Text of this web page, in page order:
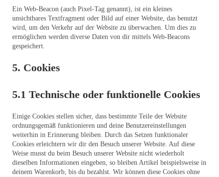
Ein Web-Beacon (auch Pixel-Tag genannt), ist ein kleines
unsichtbares Textfragment oder Bild auf einer Website, das benutzt
wird, um den Verkehr auf der Website zu überwachen. Um dies zu
ermöglichen werden diverse Daten von dir mittels Web-Beacons
gespeichert.
5. Cookies
5.1 Technische oder funktionelle Cookies
Einige Cookies stellen sicher, dass bestimmte Teile der Website
ordnungsgemäß funktionieren und deine Benutzereinstellungen
weiterhin in Erinnerung bleiben. Durch das Setzen funktionaler
Cookies erleichtern wir dir den Besuch unserer Website. Auf diese
Weise musst du beim Besuch unserer Website nicht wiederholt
dieselben Informationen eingeben, so bleiben Artikel beispielsweise in
deinem Warenkorb, bis du bezahlst. Wir können diese Cookies ohne